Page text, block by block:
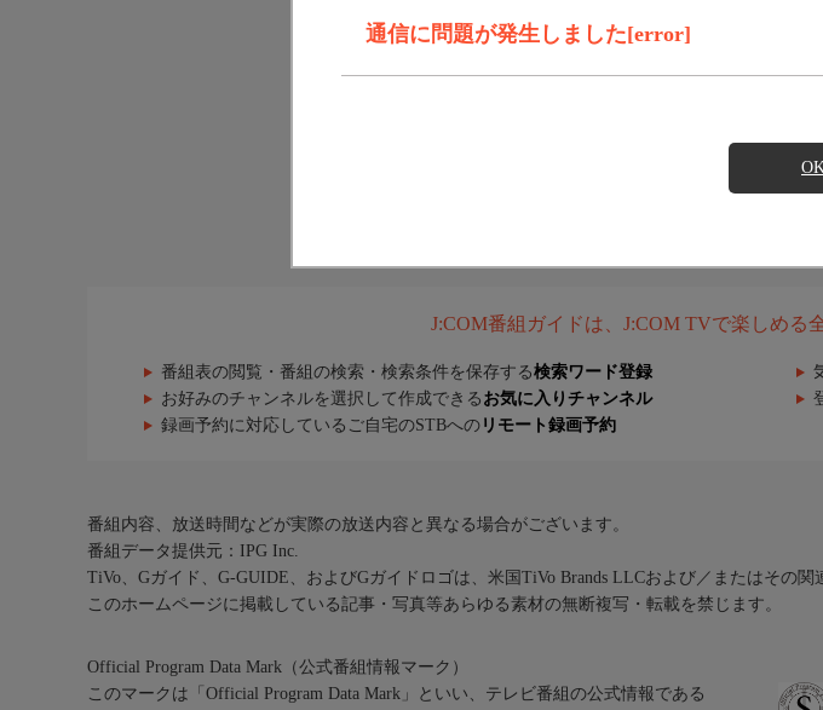
通信に問題が発生しました[error]
J:COM番組ガイドは、J:COM TVで楽しめる
番組表の閲覧・番組の検索・検索条件を保存する検索ワード登録
お好みのチャンネルを選択して作成できる お気に入りチャンネル
録画予約に対応しているご自宅のSTBへの リモート録画予約
番組内容、放送時間などが実際の放送内容と異なる場合がございます。
番組データ提供元：IPG Inc.
TiVo、Gガイド、G-GUIDE、およびGガイドロゴは、米国TiVo Brands LLCおよび／またはその
このホームページに掲載している記事・写真等あらゆる素材の無断複写・転載を禁じます。
Official Program Data Mark（公式番組情報マーク）
このマークは「Official Program Data Mark」といい、テレビ番組の公式情報である